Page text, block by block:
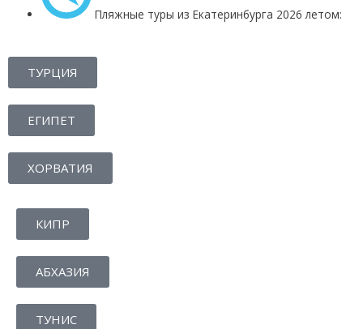
Пляжные туры из Екатеринбурга 2026 летом:
ТУРЦИЯ
ЕГИПЕТ
ХОРВАТИЯ
КИПР
АБХАЗИЯ
ТУНИС